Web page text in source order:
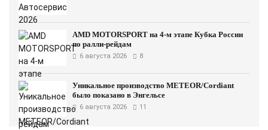
AMD MOTORSPORT на 4-м этапе Кубка России
по ралли-рейдам
6 августа 2026 8
Уникальное производство METEOR/Cordiant
было показано в Энгельсе
6 августа 2026 11